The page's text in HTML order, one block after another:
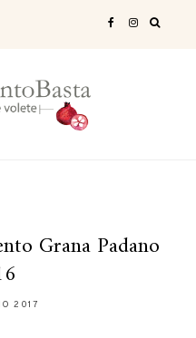
Grana Padano
2017